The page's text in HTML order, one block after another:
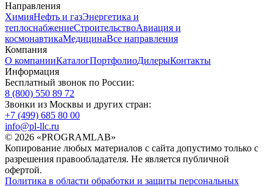
Направления
ХимияНефть и газЭнергетика и
теплоснабжениеСтроительствоАвиация и
космонавтикаМедицинаВсе направления
Компания
О компанииКаталогПортфолиоДилерыКонтакты
Информация
Бесплатный звонок по России:
8 (800) 550 89 72
Звонки из Москвы и других стран:
+7 (499) 685 80 00
info@pl-llc.ru
© 2026 «PROGRAMLAB»
Копирование любых материалов с сайта допустимо только с
разрешения правообладателя. Не является публичной
офертой.
Политика в области обработки и защиты персональных